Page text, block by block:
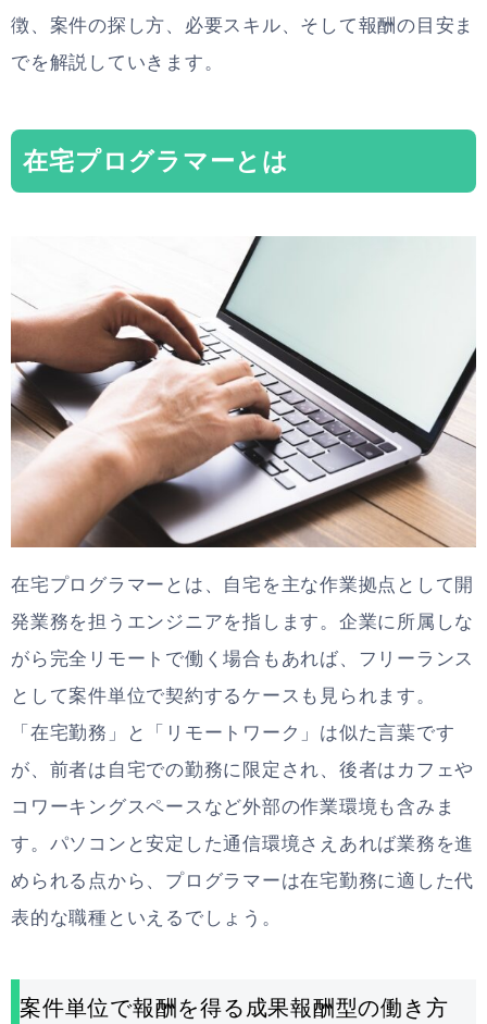
徴、案件の探し方、必要スキル、そして報酬の目安ま
でを解説していきます。
在宅プログラマーとは
在宅プログラマーとは、自宅を主な作業拠点として開
発業務を担うエンジニアを指します。企業に所属しな
がら完全リモートで働く場合もあれば、フリーランス
として案件単位で契約するケースも見られます。
「在宅勤務」と「リモートワーク」は似た言葉です
が、前者は自宅での勤務に限定され、後者はカフェや
コワーキングスペースなど外部の作業環境も含みま
す。パソコンと安定した通信環境さえあれば業務を進
められる点から、プログラマーは在宅勤務に適した代
表的な職種といえるでしょう。
案件単位で報酬を得る成果報酬型の働き方